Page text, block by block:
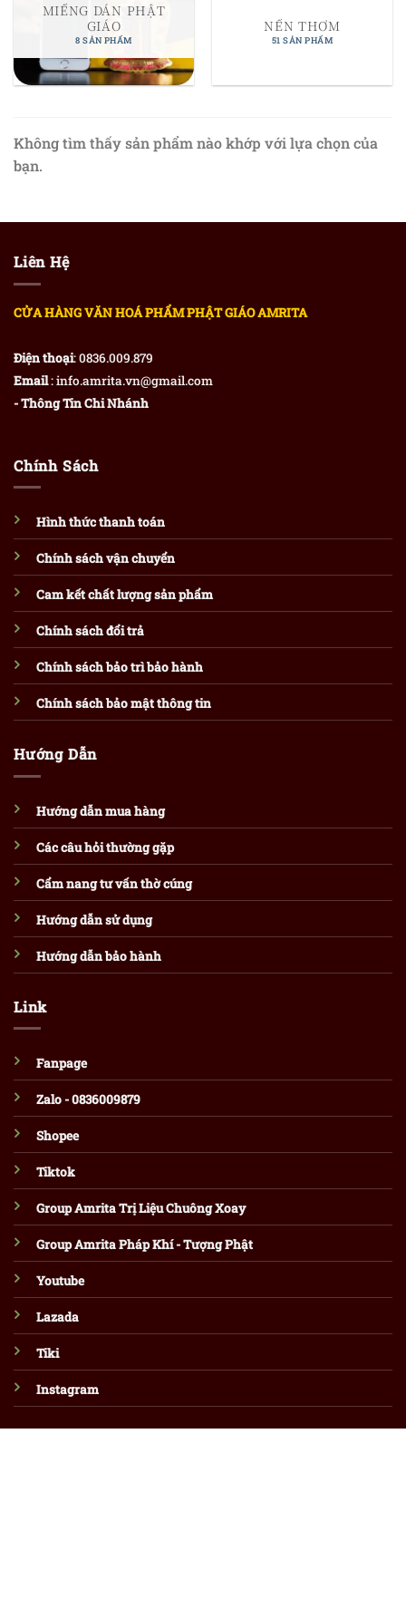
MIẾNG DÁN PHẬT
GIÁO
8 SẢN PHẨM
NẾN THƠM
51 SẢN PHẨM
Không tìm thấy sản phẩm nào khớp với lựa chọn của
bạn.
Liên Hệ
CỬA HÀNG VĂN HOÁ PHẨM PHẬT GIÁO AMRITA
Điện thoại: 0836.009.879
Email: info.amrita.vn@gmail.com
- Thông Tin Chi Nhánh
Chính Sách
Hình thức thanh toán
Chính sách vận chuyển
Cam kết chất lượng sản phẩm
Chính sách đổi trả
Chính sách bảo trì bảo hành
Chính sách bảo mật thông tin
Hướng Dẫn
Hướng dẫn mua hàng
Các câu hỏi thường gặp
Cẩm nang tư vấn thờ cúng
Hướng dẫn sử dụng
Hướng dẫn bảo hành
Link
Fanpage
Zalo - 0836009879
Shopee
Tiktok
Group Amrita Trị Liệu Chuông Xoay
Group Amrita Pháp Khí - Tượng Phật
Youtube
Lazada
Tiki
Instagram